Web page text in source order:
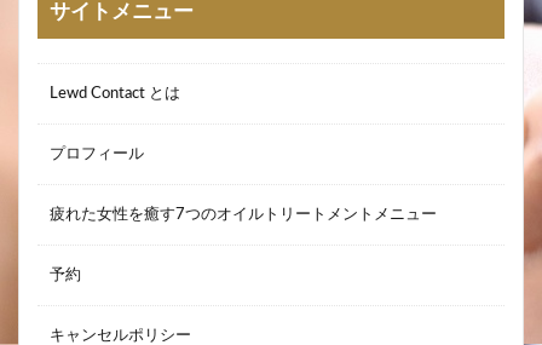
サイトメニュー
Lewd Contact とは
プロフィール
疲れた女性を癒す7つのオイルトリートメントメニュー
予約
キャンセルポリシー